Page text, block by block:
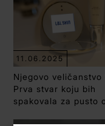
11.06.2025
Njegovo veličanstvo
Prva stvar koju bih
spakovala za pusto